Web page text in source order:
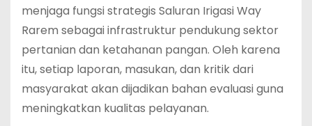
menjaga fungsi strategis Saluran Irigasi Way
Rarem sebagai infrastruktur pendukung sektor
pertanian dan ketahanan pangan. Oleh karena
itu, setiap laporan, masukan, dan kritik dari
masyarakat akan dijadikan bahan evaluasi guna
meningkatkan kualitas pelayanan.